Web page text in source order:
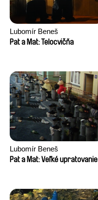
Lubomír Beneš
Pat a Mat: Telocvičňa
Lubomír Beneš
Pat a Mat: Veľké upratovanie